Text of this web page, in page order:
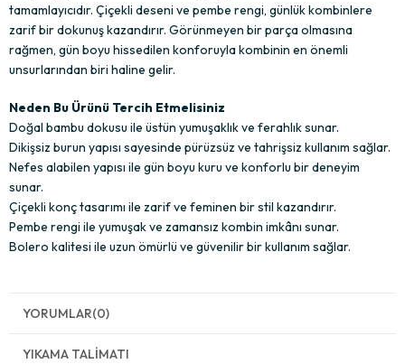
tamamlayıcıdır. Çiçekli deseni ve pembe rengi, günlük kombinlere
zarif bir dokunuş kazandırır. Görünmeyen bir parça olmasına
rağmen, gün boyu hissedilen konforuyla kombinin en önemli
unsurlarından biri haline gelir.
Neden Bu Ürünü Tercih Etmelisiniz
Doğal bambu dokusu ile üstün yumuşaklık ve ferahlık sunar.
Dikişsiz burun yapısı sayesinde pürüzsüz ve tahrişsiz kullanım sağlar.
Nefes alabilen yapısı ile gün boyu kuru ve konforlu bir deneyim
sunar.
Çiçekli konç tasarımı ile zarif ve feminen bir stil kazandırır.
Pembe rengi ile yumuşak ve zamansız kombin imkânı sunar.
Bolero kalitesi ile uzun ömürlü ve güvenilir bir kullanım sağlar.
YORUMLAR(0)
YIKAMA TALIMATI